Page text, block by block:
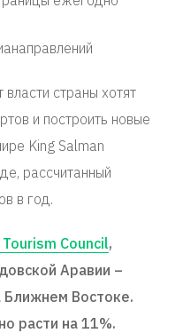
страны хотят
и построить новые
King Salman
рассчитанный
в год.
Council,
Аравии –
Ближнем Востоке.
расти на 11%.